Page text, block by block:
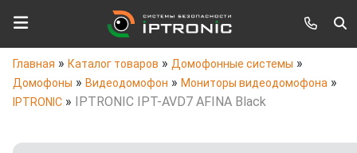
Главная » Каталог товаров » Домофонные системы »
Домофоны » Видеодомофон » Мониторы видеодомофона »
IPTRONIC » IPTRONIC IPT-AVD7 AFINA Black